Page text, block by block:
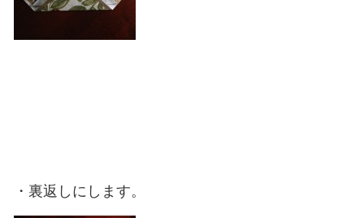
・裏返しにします。